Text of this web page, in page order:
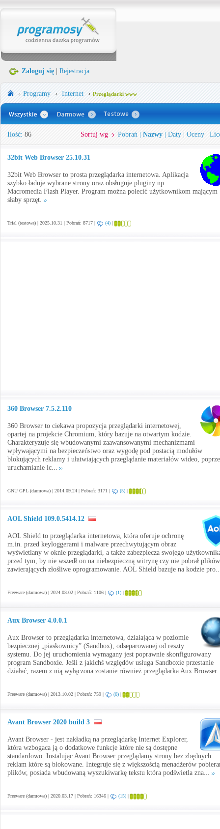
Zaloguj się Rejestracja
Programy Internet Przeglądarki www
Ilość: 86 Sortuj wg Pobrań Nazwy Daty Oceny
32bit Web Browser 25.10.31
32bit Web Browser to prosta przeglądarka internetowa. Aplikacja
szybko ładuje wybrane strony oraz obsługuje pluginy np.
Macromedia Flash Player. Program można polecić użytkownikom mającym
słaby sprzęt.
Trial (testowa) | 2025.10.31 | Pobrań: 8717 | (4) |
360 Browser 7.5.2.110
360 Browser to ciekawa propozycja przeglądarki internetowej,
opartej na projekcie Chromium, który bazuje na otwartym kodzie.
Charakteryzuje się wbudowanymi zaawansowanymi mechanizmami
wpływającymi na bezpieczeństwo oraz wygodę pod postacią modułów
blokujących reklamy i ułatwiających przeglądanie materiałów wideo,
uruchamianie ic...
GNU GPL (darmowa) | 2014.09.24 | Pobrań: 3171 | (5) |
AOL Shield 109.0.5414.12
AOL Shield to przeglądarka internetowa, która oferuje ochronę
m.in. przed keyloggerami i malware przechwytującym obraz
wyświetlany w oknie przeglądarki, a także zabezpiecza swojego
przed tym, by nie wszedł on na niebezpieczną witrynę czy nie pobrał plików
zawierających złośliwe oprogramowanie. AOL Shield bazuje na kodzie
Freeware (darmowa) | 2024.03.02 | Pobrań: 1106 | (1) |
Aux Browser 4.0.0.1
Aux Browser to przeglądarka internetowa, działająca w poziomie
bezpiecznej „piaskownicy” (Sandbox), odseparowanej od reszty
systemu. Do jej uruchomienia wymagany jest poprawnie skonfigurowany
program Sandboxie. Jeśli z jakichś względów usługa Sandboxie przestanie
działać, razem z nią wyłączona zostanie również przeglądarka Aux
Freeware (darmowa) | 2013.10.02 | Pobrań: 759 | (0) |
Avant Browser 2020 build 3
Avant Browser - jest nakładką na przeglądarkę Internet Explorer,
która wzbogaca ją o dodatkowe funkcje które nie są dostępne
standardowo. Instalując Avant Browser przeglądamy strony bez zbędnych
reklam które są blokowane. Integruje się z większością menadżerów
plików, posiada wbudowaną wyszukiwarkę tekstu która podświetla zna...
Freeware (darmowa) | 2020.03.17 | Pobrań: 16346 | (15) |